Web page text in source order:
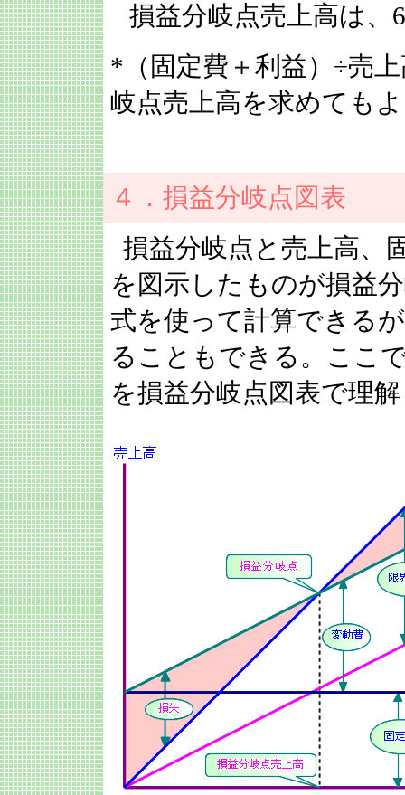
損益分岐点売上高は、
*（固定費＋利益）÷売
岐点売上高を求めても
４．損益分岐点図表
損益分岐点と売上高、
を図示したものが損益
式を使って計算できる
ることもできる。ここ
を損益分岐点図表で理